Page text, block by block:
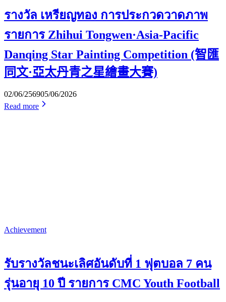
รางวัล เหรียญทอง การประกวดวาดภาพ
รายการ Zhihui Tongwen·Asia-Pacific
Danqing Star Painting Competition (智匯
同文·亞太丹青之星繪畫大賽)
02/06/256905/06/2026
Read more
Achievement
รับรางวัลชนะเลิศอันดับที่ 1 ฟุตบอล 7 คน
รุ่นอายุ 10 ปี รายการ CMC Youth Football